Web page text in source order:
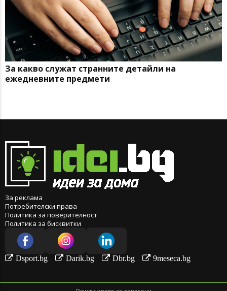
За какво служат странните детайли на
ежедневните предмети
За реклама
Потребителски права
Политика за поверителност
Политика за бисквитки
Dsport.bg Darik.bg Dbr.bg 9meseca.bg